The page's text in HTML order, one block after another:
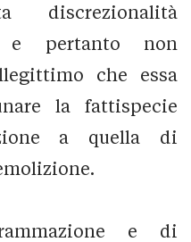
e pertanto non
che essa
la fattispecie
a quella di
e di